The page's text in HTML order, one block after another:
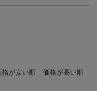
格が安い順
価格が高い順